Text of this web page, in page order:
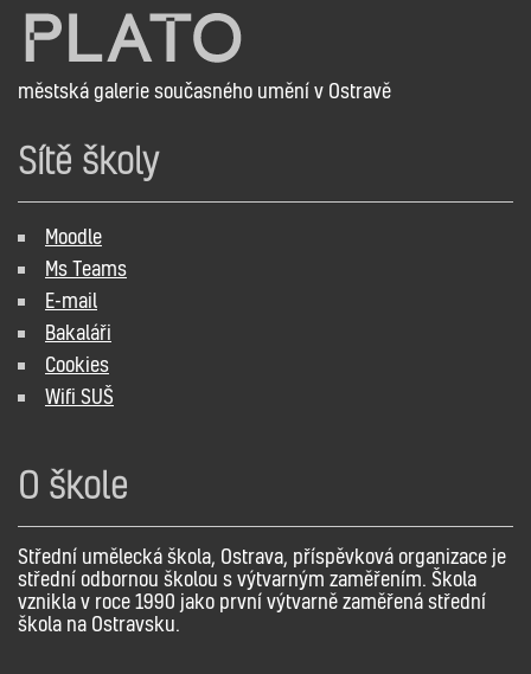
městská galerie současného umění v Ostravě
Sítě školy
Moodle
Ms Teams
E-mail
Bakaláři
Cookies
Wifi SUŠ
O škole
Střední umělecká škola, Ostrava, příspěvková organizace je
střední odbornou školou s výtvarným zaměřením. Škola
vznikla v roce 1990 jako první výtvarně zaměřená střední
škola na Ostravsku.